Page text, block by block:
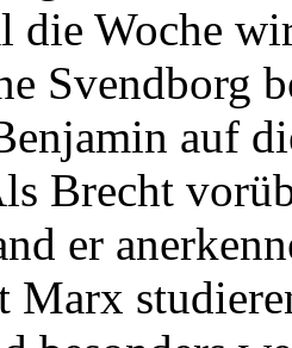
die Woche
Svendborg
auf
Brecht
er
Marx